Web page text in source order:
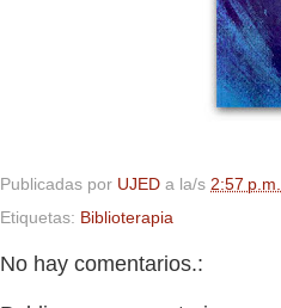
Publicadas por UJED a la/s 2:57 p.m.
Etiquetas: Biblioterapia
No hay comentarios.: